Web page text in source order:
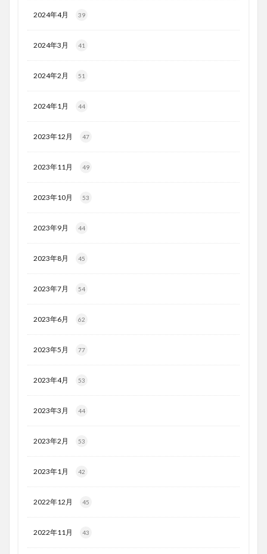
2024年4月 39
2024年3月 41
2024年2月 51
2024年1月 44
2023年12月 47
2023年11月 49
2023年10月 53
2023年9月 44
2023年8月 45
2023年7月 54
2023年6月 62
2023年5月 77
2023年4月 53
2023年3月 44
2023年2月 53
2023年1月 42
2022年12月 45
2022年11月 43